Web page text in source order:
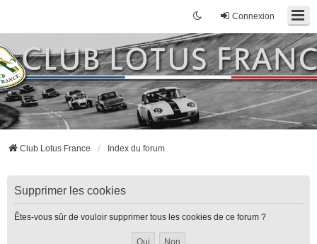
Connexion
Club Lotus France Index du forum
Supprimer les cookies
Êtes-vous sûr de vouloir supprimer tous les cookies de ce forum ?